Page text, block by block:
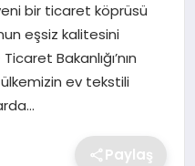
bir ticaret köprüsü
eşsiz kalitesini
Bakanlığı’nın
ev tekstili
Paylaş